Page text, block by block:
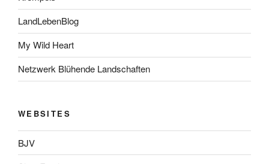
LandLebenBlog
My Wild Heart
Netzwerk Blühende Landschaften
WEBSITES
BJV